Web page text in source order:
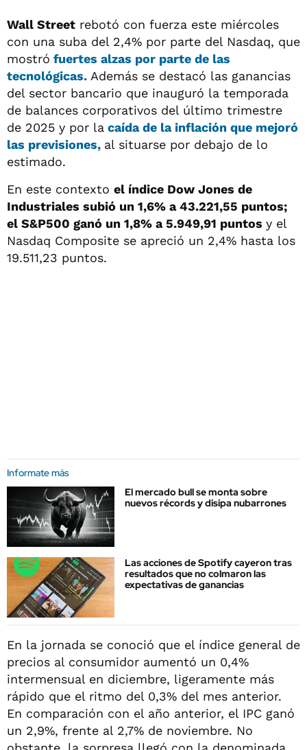
Wall Street rebotó con fuerza este miércoles
con una suba del 2,4% por parte del Nasdaq, que
mostró fuertes alzas por parte de las
tecnológicas. Además se destacó las ganancias
del sector bancario que inauguró la temporada
de balances corporativos del último trimestre
de 2025 y por la caída de la inflación que mejoró
las previsiones, al situarse por debajo de lo
estimado.
En este contexto el índice Dow Jones de
Industriales subió un 1,6% a 43.221,55 puntos;
el S&P500 ganó un 1,8% a 5.949,91 puntos y el
Nasdaq Composite se apreció un 2,4% hasta los
19.511,23 puntos.
Informate más
El mercado bull se monta sobre
nuevos récords y disipa nubarrones
Las acciones de Spotify cayeron tras
resultados que no colmaron las
expectativas de ganancias
En la jornada se conoció que el índice general de
precios al consumidor aumentó un 0,4%
intermensual en diciembre, ligeramente más
rápido que el ritmo del 0,3% del mes anterior.
En comparación con el año anterior, el IPC ganó
un 2,9%, frente al 2,7% de noviembre. No